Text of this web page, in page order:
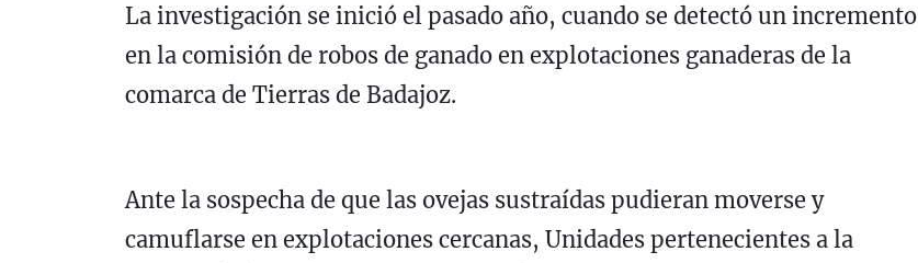
La investigación se inició el pasado año, cuando se detectó un incremento
en la comisión de robos de ganado en explotaciones ganaderas de la
comarca de Tierras de Badajoz.
Ante la sospecha de que las ovejas sustraídas pudieran moverse y
camuflarse en explotaciones cercanas, Unidades pertenecientes a la